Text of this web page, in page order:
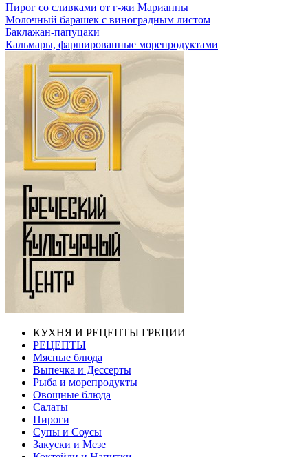
Пирог со сливками от г-жи Марианны
Молочный барашек с виноградным листом
Баклажан-папуцаки
Кальмары, фаршированные морепродуктами
КУХНЯ И РЕЦЕПТЫ ГРЕЦИИ
РЕЦЕПТЫ
Мясные блюда
Выпечка и Дессерты
Рыба и морепродукты
Овощные блюда
Салаты
Пироги
Супы и Соусы
Закуски и Мезе